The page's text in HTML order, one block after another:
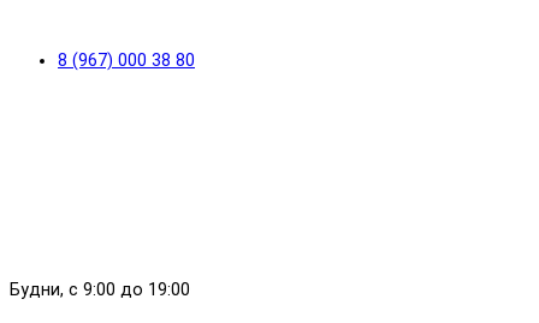
8 (967) 000 38 80
Будни, с 9:00 до 19:00